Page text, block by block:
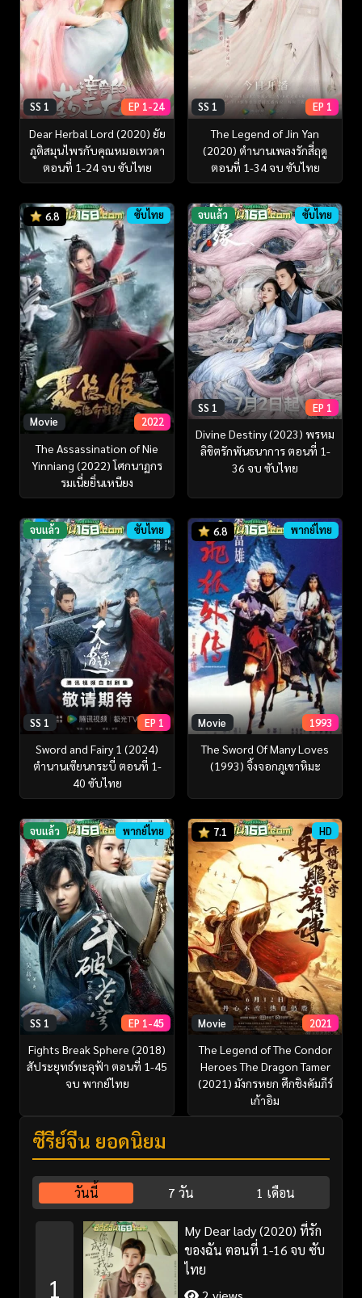
SS 1 EP 1-24
Dear Herbal Lord (2020) ยัย
ภูติสมุนไพรกับคุณหมอเทวดา
ตอนที่ 1-24 จบ ซับไทย
SS 1 EP 1
The Legend of Jin Yan
(2020) ตำนานเพลงรักสี่ฤดู
ตอนที่ 1-34 จบ ซับไทย
6.8 ซับไทย
Movie 2022
The Assassination of Nie
Yinniang (2022) โศกนาฏกร
รมเนี่ยยิ่นเหนียง
จบแล้ว ซับไทย
SS 1 EP 1
Divine Destiny (2023) พรหม
ลิขิตรักพันธนาการ ตอนที่ 1-
36 จบ ซับไทย
จบแล้ว ซับไทย
SS 1 EP 1
Sword and Fairy 1 (2024)
ตำนานเซียนกระบี่ ตอนที่ 1-
40 ซับไทย
6.8 พากย์ไทย
Movie 1993
The Sword Of Many Loves
(1993) จิ้งจอกภูเขาหิมะ
จบแล้ว พากย์ไทย
SS 1 EP 1-45
Fights Break Sphere (2018)
สัประยุทธ์ทะลุฟ้า ตอนที่ 1-45
จบ พากย์ไทย
7.1 HD
Movie 2021
The Legend of The Condor
Heroes The Dragon Tamer
(2021) มังกรหยก ศึกชิงคัมภีร์
เก้าอิม
ซีรี่ย์จีน ยอดนิยม
วันนี้ 7 วัน 1 เดือน
1
My Dear lady (2020) ที่รัก
ของฉัน ตอนที่ 1-16 จบ ซับ
ไทย